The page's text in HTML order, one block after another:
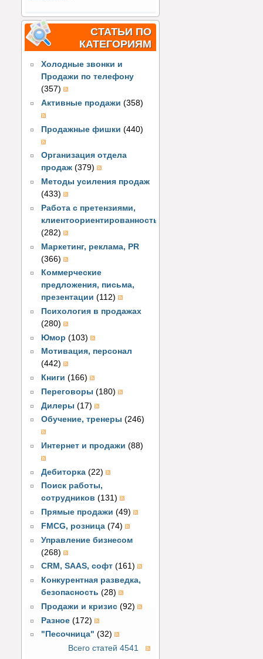
СТАТЬИ ПО
КАТЕГОРИЯМ
Холодные звонки и
Продажи по телефону
(357)
Активные продажи (358)
Продажные фишки (440)
Организация отдела
продаж (379)
Методы усиления продаж
(433)
Работа с претензиями,
клиентоориентированность
(282)
Маркетинг, реклама, PR
(366)
Коммерческие
предложения, письма,
презентации (112)
Психология в продажах
(280)
Юмор (103)
Мотивация, персонал
(442)
Книги (166)
Переговоры (180)
Дилеры (17)
Обучение, тренеры (246)
Интернет и продажи (88)
Дебиторка (22)
Поиск работы,
сотрудников (131)
Прямые продажи (49)
FMCG, розница (74)
Управление бизнесом
(268)
CRM, SAAS, софт (161)
Конкурентная разведка,
безопасность (28)
Продажи и кризис (92)
Разное (172)
"Песочница" (32)
Всего статей 4541